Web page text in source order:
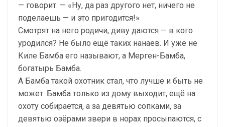
— говорит. — «Ну, да раз другого нет, ничего не
поделаешь — и это пригодится!»
Смотрят на него родичи, диву даются — в кого
уродился? Не было ещё таких нанаев. И уже не
Киле Бамба его называют, а Мерген-Бамба,
богатырь Бамба.
А Бамба такой охотник стал, что лучше и быть не
может. Бамба только из дому выходит, ещё на
охоту собирается, а за девятью сопками, за
девятью озёрами звери в норах просыпаются, с